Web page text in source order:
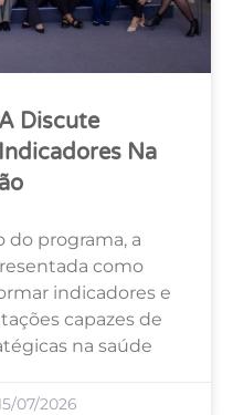
Discute
Na
programa, a
como
indicadores e
capazes de
na saúde
07/2026